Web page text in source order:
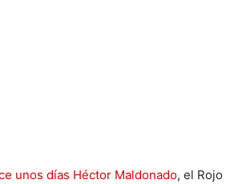
unos días Héctor Maldonado, el Rojo